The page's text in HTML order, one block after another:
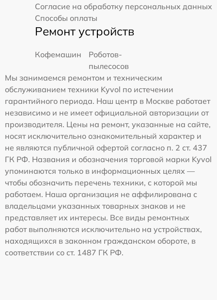
Согласие на обработку персональных данных
Способы оплаты
Ремонт устройств
Кофемашин
Роботов-
пылесосов
Мы занимаемся ремонтом и техническим
обслуживанием техники Kyvol по истечении
гарантийного периода. Наш центр в Москве работает
независимо и не имеет официальной авторизации от
производителя. Цены на ремонт, указанные на сайте,
носят исключительно ознакомительный характер и
не являются публичной офертой согласно п. 2 ст. 437
ГК РФ. Названия и обозначения торговой марки Kyvol
упоминаются только в информационных целях —
чтобы обозначить перечень техники, с которой мы
работаем. Наша организация не аффилирована с
владельцами указанных товарных знаков и не
представляет их интересы. Все виды ремонтных
работ выполняются исключительно на устройствах,
находящихся в законном гражданском обороте, в
соответствии со ст. 1487 ГК РФ.